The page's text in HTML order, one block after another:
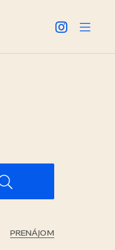
PRENÁJOM